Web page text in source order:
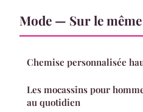
Mode — Sur le
Chemise personnalisée
Les mocassins pour
au quotidien